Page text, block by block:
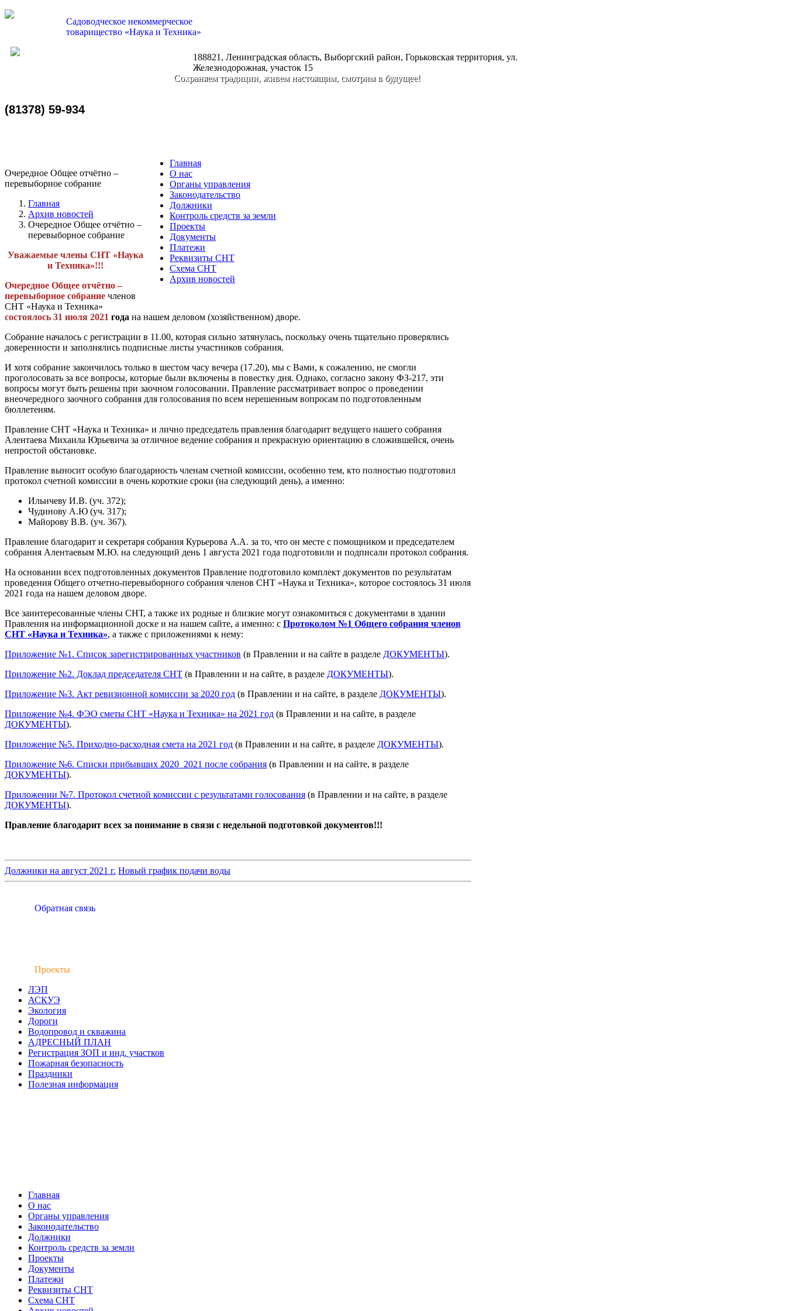
Садоводческое некоммерческое
товарищество «Наука и Техника»
188821, Ленинградская область, Выборгский район, Горьковская территория, ул.
Железнодорожная, участок 15
Сохраняем традиции, живем настоящим, смотрим в будущее!
(81378) 59-934
Главная
О нас
Органы управления
Законодательство
Должники
Контроль средств за земли
Проекты
Документы
Платежи
Реквизиты СНТ
Схема СНТ
Архив новостей
Очередное Общее отчётно –
перевыборное собрание
Главная
Архив новостей
Очередное Общее отчётно –
перевыборное собрание
Уважаемые члены СНТ «Наука
и Техника»!!!
Очередное Общее отчётно –
перевыборное собрание членов
СНТ «Наука и Техника»
состоялось 31 июля 2021 года на нашем деловом (хозяйственном) дворе.
Собрание началось с регистрации в 11.00, которая сильно затянулась, поскольку очень тщательно проверялись
доверенности и заполнялись подписные листы участников собрания.
И хотя собрание закончилось только в шестом часу вечера (17.20), мы с Вами, к сожалению, не смогли
проголосовать за все вопросы, которые были включены в повестку дня. Однако, согласно закону ФЗ-217, эти
вопросы могут быть решены при заочном голосовании. Правление рассматривает вопрос о проведении
внеочередного заочного собрания для голосования по всем нерешенным вопросам по подготовленным
бюллетеням.
Правление СНТ «Наука и Техника» и лично председатель правления благодарит ведущего нашего собрания
Алентаева Михаила Юрьевича за отличное ведение собрания и прекрасную ориентацию в сложившейся, очень
непростой обстановке.
Правление выносит особую благодарность членам счетной комиссии, особенно тем, кто полностью подготовил
протокол счетной комиссии в очень короткие сроки (на следующий день), а именно:
Ильичеву И.В. (уч. 372);
Чудинову А.Ю (уч. 317);
Майорову В.В. (уч. 367).
Правление благодарит и секретаря собрания Курьерова А.А. за то, что он месте с помощником и председателем
собрания Алентаевым М.Ю. на следующий день 1 августа 2021 года подготовили и подписали протокол собрания.
На основании всех подготовленных документов Правление подготовило комплект документов по результатам
проведения Общего отчетно-перевыборного собрания членов СНТ «Наука и Техника», которое состоялось 31 июля
2021 года на нашем деловом дворе.
Все заинтересованные члены СНТ, а также их родные и близкие могут ознакомиться с документами в здании
Правления на информационной доске и на нашем сайте, а именно: с Протоколом №1 Общего собрания членов
СНТ «Наука и Техника», а также с приложениями к нему:
Приложение №1. Список зарегистрированных участников (в Правлении и на сайте в разделе ДОКУМЕНТЫ).
Приложение №2. Доклад председателя СНТ (в Правлении и на сайте, в разделе ДОКУМЕНТЫ).
Приложение №3. Акт ревизионной комиссии за 2020 год (в Правлении и на сайте, в разделе ДОКУМЕНТЫ).
Приложение №4. ФЭО сметы СНТ «Наука и Техника» на 2021 год (в Правлении и на сайте, в разделе
ДОКУМЕНТЫ).
Приложение №5. Приходно-расходная смета на 2021 год (в Правлении и на сайте, в разделе ДОКУМЕНТЫ).
Приложение №6. Списки прибывших 2020_2021 после собрания (в Правлении и на сайте, в разделе
ДОКУМЕНТЫ).
Приложении №7. Протокол счетной комиссии с результатами голосования (в Правлении и на сайте, в разделе
ДОКУМЕНТЫ).
Правление благодарит всех за понимание в связи с недельной подготовкой документов!!!
Должники на август 2021 г. Новый график подачи воды
Обратная связь
Проекты
ЛЭП
АСКУЭ
Экология
Дороги
Водопровод и скважина
АДРЕСНЫЙ ПЛАН
Регистрация ЗОП и инд. участков
Пожарная безопасность
Праздники
Полезная информация
Главная
О нас
Органы управления
Законодательство
Должники
Контроль средств за земли
Проекты
Документы
Платежи
Реквизиты СНТ
Схема СНТ